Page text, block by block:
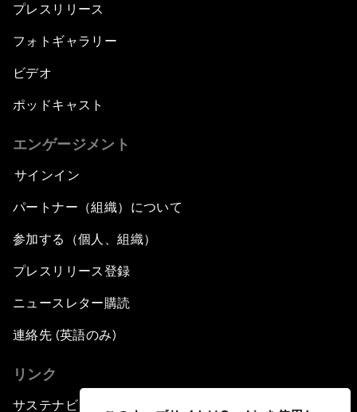
プレスリリース
フォトギャラリー
ビデオ
ポッドキャスト
エンゲージメント
サインイン
パートナー（組織）について
参加する（個人、組織）
プレスリリース登録
ニュースレター購読
連絡先 (英語のみ)
リンク
サステナビリティへの取り組み